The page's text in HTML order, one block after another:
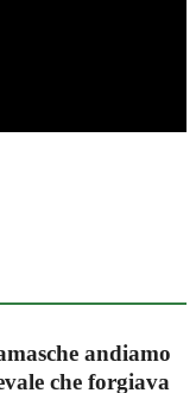
andiamo
che forgiava